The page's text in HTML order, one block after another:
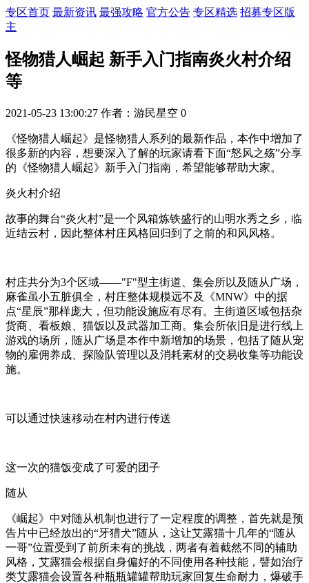
专区首页 最新资讯 最强攻略 官方公告 专区精选 招募专区版
主
怪物猎人崛起 新手入门指南炎火村介绍
等
2021-05-23 13:00:27 作者：游民星空 0
《怪物猎人崛起》是怪物猎人系列的最新作品，本作中增加了
很多新的内容，想要深入了解的玩家请看下面“怒风之殇”分享
的《怪物猎人崛起》新手入门指南，希望能够帮助大家。
炎火村介绍
故事的舞台“炎火村”是一个风箱炼铁盛行的山明水秀之乡，临
近结云村，因此整体村庄风格回归到了之前的和风风格。
村庄共分为3个区域——"F"型主街道、集会所以及随从广场，
麻雀虽小五脏俱全，村庄整体规模远不及《MNW》中的据
点“星辰”那样庞大，但功能设施应有尽有。主街道区域包括杂
货商、看板娘、猫饭以及武器加工商。集会所依旧是进行线上
游戏的场所，随从广场是本作中新增加的场景，包括了随从宠
物的雇佣养成、探险队管理以及消耗素材的交易收集等功能设
施。
可以通过快速移动在村内进行传送
这一次的猫饭变成了可爱的团子
随从
《崛起》中对随从机制也进行了一定程度的调整，首先就是预
告片中已经放出的“牙猎犬”随从，这让艾露猫十几年的“随从
一哥”位置受到了前所未有的挑战，两者有着截然不同的辅助
风格，艾露猫会根据自身偏好的不同使用各种技能，譬如治疗
类艾露猫会设置各种瓶瓶罐罐帮助玩家回复生命耐力，爆破手